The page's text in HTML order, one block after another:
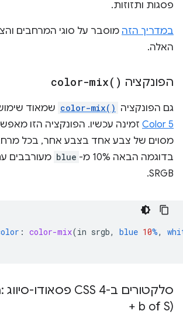
פסגות ותזוזות.
במדריך הזה מוסבר על סוגי המרחבים
האלה.
הפונקציה color-mix( )
גם הפונקציה color-mix() שמאוד
Color 5 זמינה עכשיו. הפונקציה הזו
מסוים של צבע אחד בצבע אחר, בכל
בדוגמה הבאה 10% מ-
blue מעורבבים
SRGB.
: color-mix(in srgb, blue 10%,
סלקטורים ב-CSS 4 פסאודו-סיווג :
+ b of S)